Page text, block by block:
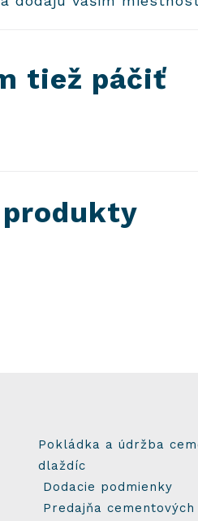
tiež páčiť
produkty
Pokládka a údržba
dlaždíc
Dodacie podmienky
Predajňa